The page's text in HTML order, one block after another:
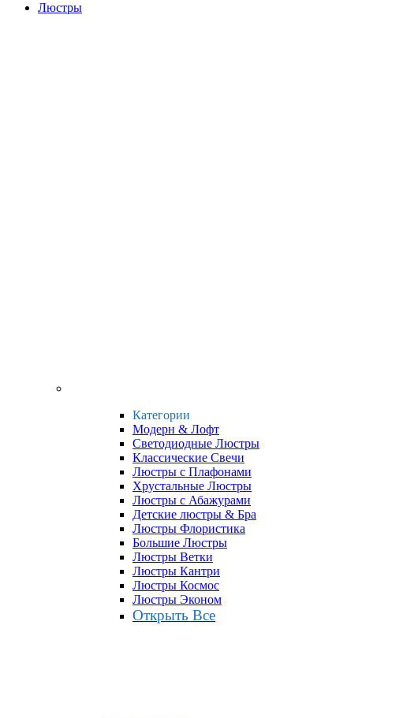
Люстры
Категории
Модерн & Лофт
Светодиодные Люстры
Классические Свечи
Люстры с Плафонами
Хрустальные Люстры
Люстры с Абажурами
Детские люстры & Бра
Люстры Флористика
Большие Люстры
Люстры Ветки
Люстры Кантри
Люстры Космос
Люстры Эконом
Открыть Все